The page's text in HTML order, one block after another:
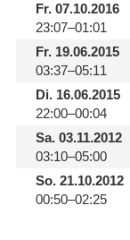
Fr.07.10.2016
23:07–01:01
Fr.19.06.2015
03:37–05:11
Di.16.06.2015
22:00–00:04
Sa.03.11.2012
03:10–05:00
So.21.10.2012
00:50–02:25